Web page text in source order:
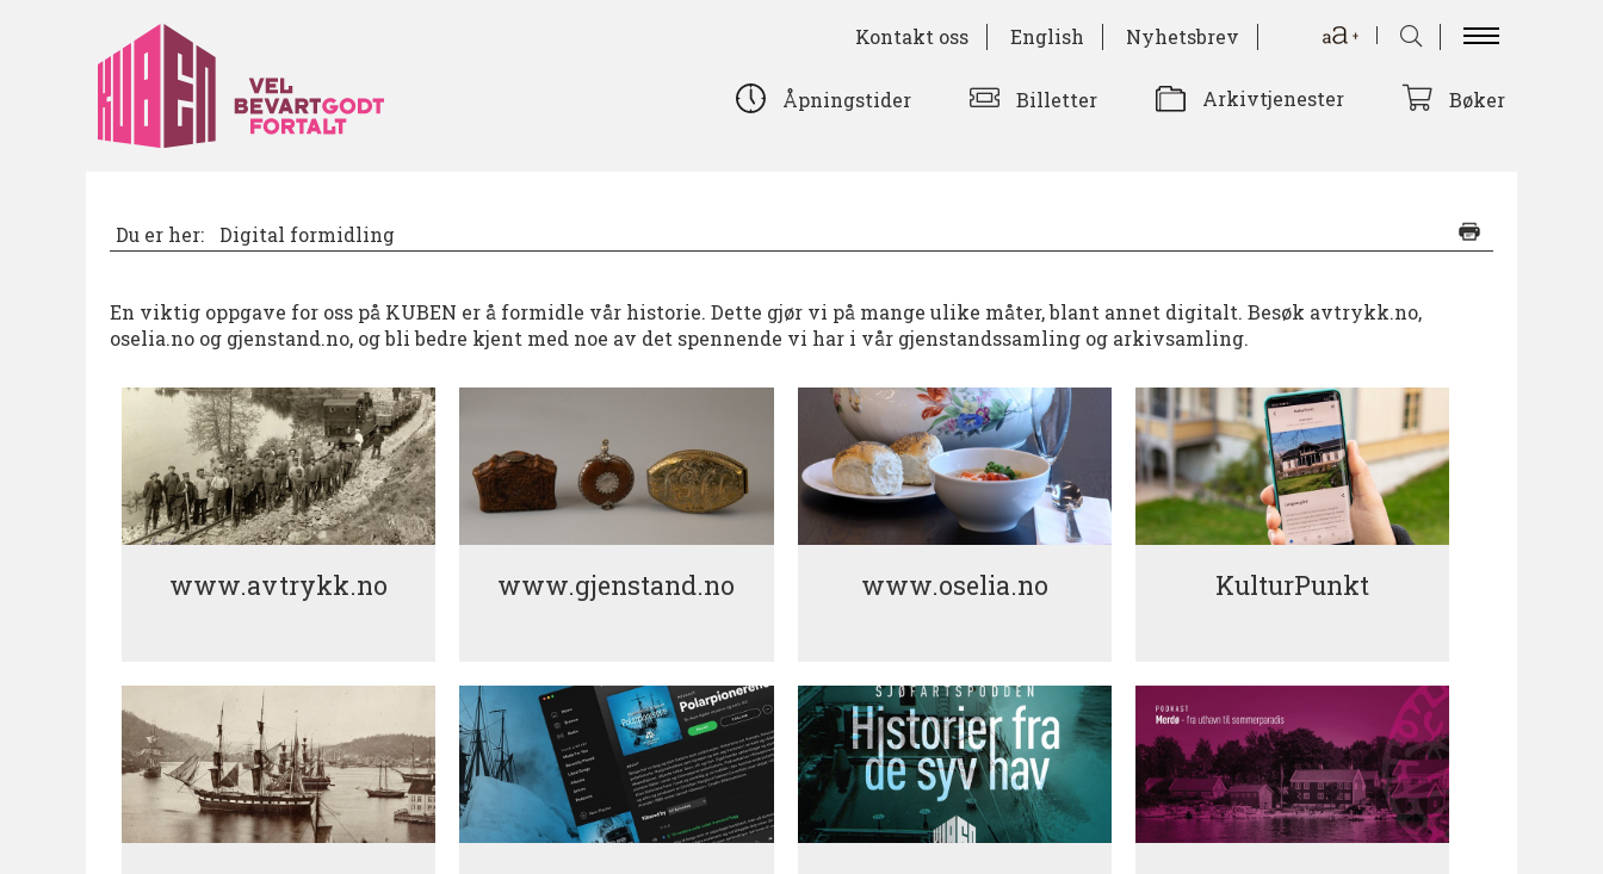
Kontakt oss English Nyhetsbrev
Åpningstider Billetter Arkivtjenester Bøker
Du er her: Digital formidling
En viktig oppgave for oss på KUBEN er å formidle vår historie. Dette gjør vi på mange ulike måter, blant annet digitalt. Besøk avtrykk.no,
oselia.no og gjenstand.no, og bli bedre kjent med noe av det spennende vi har i vår gjenstandssamling og arkivsamling.
www.avtrykk.no www.gjenstand.no www.oselia.no KulturPunkt